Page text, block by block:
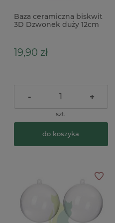
Baza ceramiczna biskwit
3D Dzwonek duży 12cm
19,90 zł
- +
szt.
do koszyka